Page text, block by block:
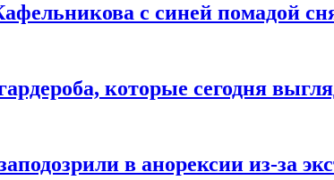
с синей помадой
которые сегодня
в анорексии из-за